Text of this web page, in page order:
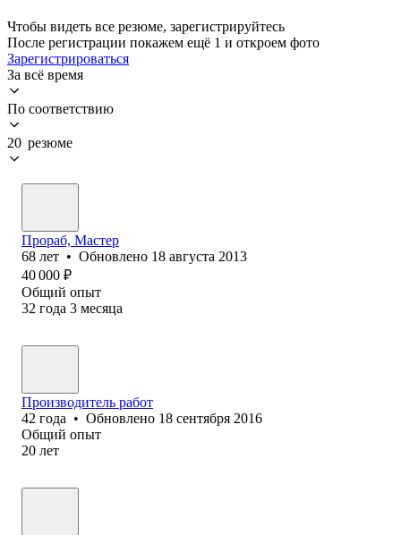
Чтобы видеть все резюме, зарегистрируйтесь
После регистрации покажем ещё 1 и откроем фото
Зарегистрироваться
За всё время
По соответствию
20 резюме
Прораб, Мастер
68 лет • Обновлено 18 августа 2013
40 000 ₽
Общий опыт
32 года 3 месяца
Производитель работ
42 года • Обновлено 18 сентября 2016
Общий опыт
20 лет